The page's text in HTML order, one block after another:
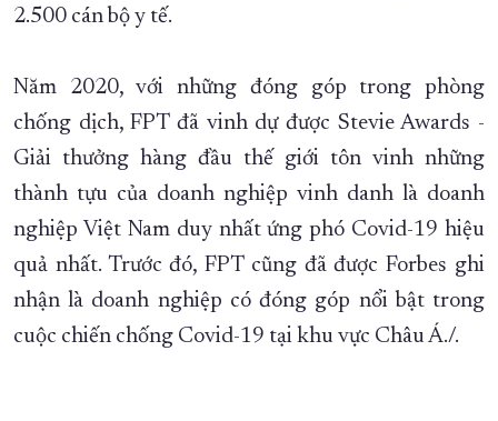
2.500 cán bộ y tế.
Năm 2020, với những đóng góp trong phòng
chống dịch, FPT đã vinh dự được Stevie Awards -
Giải thưởng hàng đầu thế giới tôn vinh những
thành tựu của doanh nghiệp vinh danh là doanh
nghiệp Việt Nam duy nhất ứng phó Covid-19 hiệu
quả nhất. Trước đó, FPT cũng đã được Forbes ghi
nhận là doanh nghiệp có đóng góp nổi bật trong
cuộc chiến chống Covid-19 tại khu vực Châu Á./.